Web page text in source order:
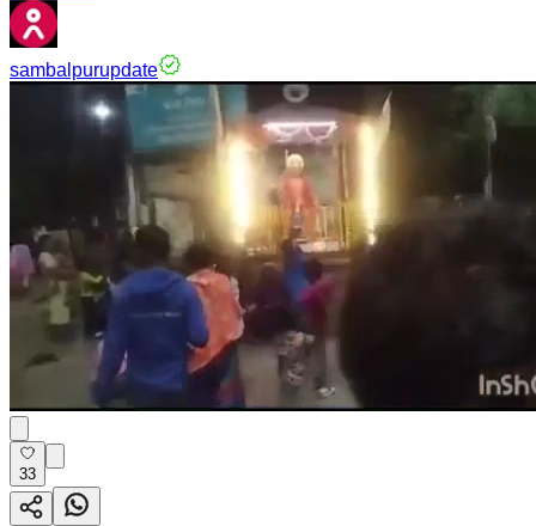
sambalpurupdate
33